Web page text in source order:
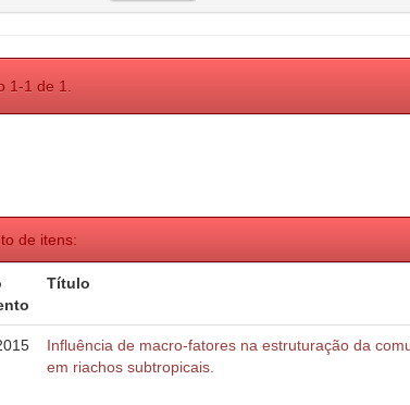
1-1 de 1.
de itens:
Título
Influência de macro-fatores na estruturação da
em riachos subtropicais.